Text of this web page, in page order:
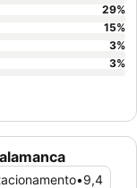
devem
à estrada
•9,4
29%
15%
3%
3%